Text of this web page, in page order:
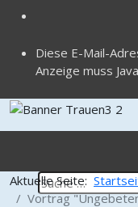
Diese E-Mail-
Anzeige muss
Aktuelle Seite:
Vortrag